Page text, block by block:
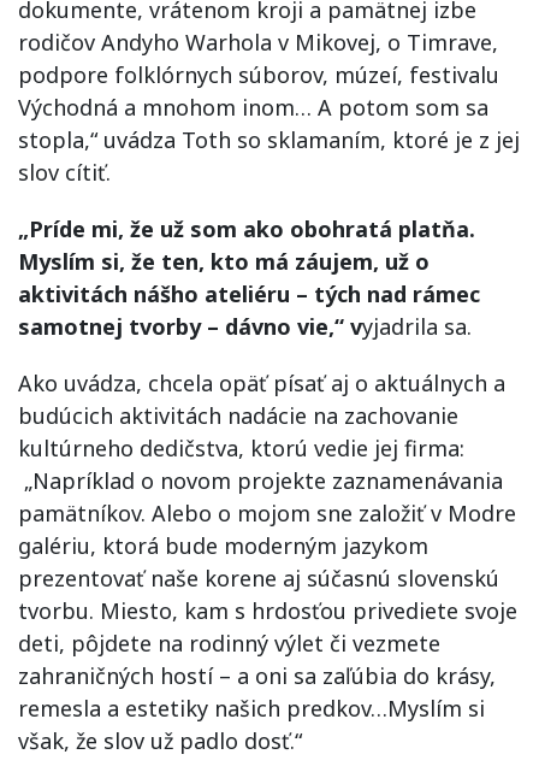
dokumente, vrátenom kroji a pamätnej izbe
rodičov Andyho Warhola v Mikovej, o Timrave,
podpore folklórnych súborov, múzeí, festivalu
Východná a mnohom inom… A potom som sa
stopla,“ uvádza Toth so sklamaním, ktoré je z jej
slov cítiť.
„Príde mi, že už som ako obohratá platňa.
Myslím si, že ten, kto má záujem, už o
aktivitách nášho ateliéru – tých nad rámec
samotnej tvorby – dávno vie,“ vyjadrila sa.
Ako uvádza, chcela opäť písať aj o aktuálnych a
budúcich aktivitách nadácie na zachovanie
kultúrneho dedičstva, ktorú vedie jej firma:
„Napríklad o novom projekte zaznamenávania
pamätníkov. Alebo o mojom sne založiť v Modre
galériu, ktorá bude moderným jazykom
prezentovať naše korene aj súčasnú slovenskú
tvorbu. Miesto, kam s hrdosťou privediete svoje
deti, pôjdete na rodinný výlet či vezmete
zahraničných hostí – a oni sa zaľúbia do krásy,
remesla a estetiky našich predkov…Myslím si
však, že slov už padlo dosť.“